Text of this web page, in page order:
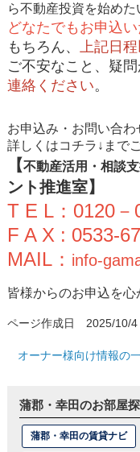
ら不動産投資を始めた
どなたでもお申込い
もちろん、
上記日
ご不安なこと、疑
連絡ください。
お申込み・お問い合
詳しくはコチラ↓まで
【不動産活用・相談
ント推進室】
T E L：0120－
F A X : 0533-
MAIL： info-
皆様からのお申込を心
ページ作成日 2025/10/4
オーナー様向け情報の
蒲郡・幸田のお部屋
蒲郡・幸田の賃貸ナビ